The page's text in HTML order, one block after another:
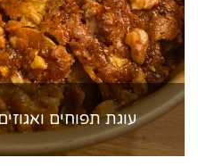
עוגת תפוחים